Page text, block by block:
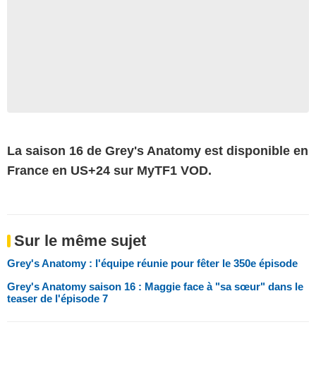
La saison 16 de Grey's Anatomy est disponible en
France en US+24 sur MyTF1 VOD.
Sur le même sujet
Grey's Anatomy : l'équipe réunie pour fêter le 350e épisode
Grey's Anatomy saison 16 : Maggie face à "sa sœur" dans le
teaser de l'épisode 7